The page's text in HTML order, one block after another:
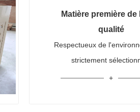
Matière première de
qualité
Respectueux de
strictement